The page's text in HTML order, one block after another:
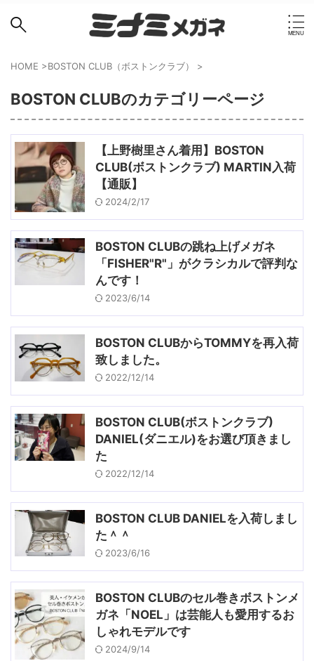
HOME >BOSTON CLUB（ボストンクラブ） >
BOSTON CLUBのカテゴリーページ
【上野樹里さん着用】BOSTON
CLUB(ボストンクラブ) MARTIN入荷
【通販】
2024/2/17
BOSTON CLUBの跳ね上げメガネ
「FISHER"R"」がクラシカルで評判な
んです！
2023/6/14
BOSTON CLUBからTOMMYを再入荷
致しました。
2022/12/14
BOSTON CLUB(ボストンクラブ)
DANIEL(ダニエル)をお選び頂きまし
た
2022/12/14
BOSTON CLUB DANIELを入荷しまし
た＾＾
2023/6/16
BOSTON CLUBのセル巻きボストンメ
ガネ「NOEL」は芸能人も愛用するお
しゃれモデルです
2024/9/14